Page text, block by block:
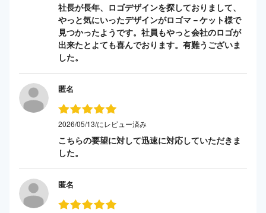
社長が長年、ロゴデザインを探しておりまして、
やっと気にいったデザインがロゴマ－ケット様で
見つかったようです。社員もやっと会社のロゴが
出来たとよても喜んでおります。有難うございま
した。
匿名
2026/05/13/にレビュー済み
こちらの要望に対して迅速に対応していただきま
した。
匿名